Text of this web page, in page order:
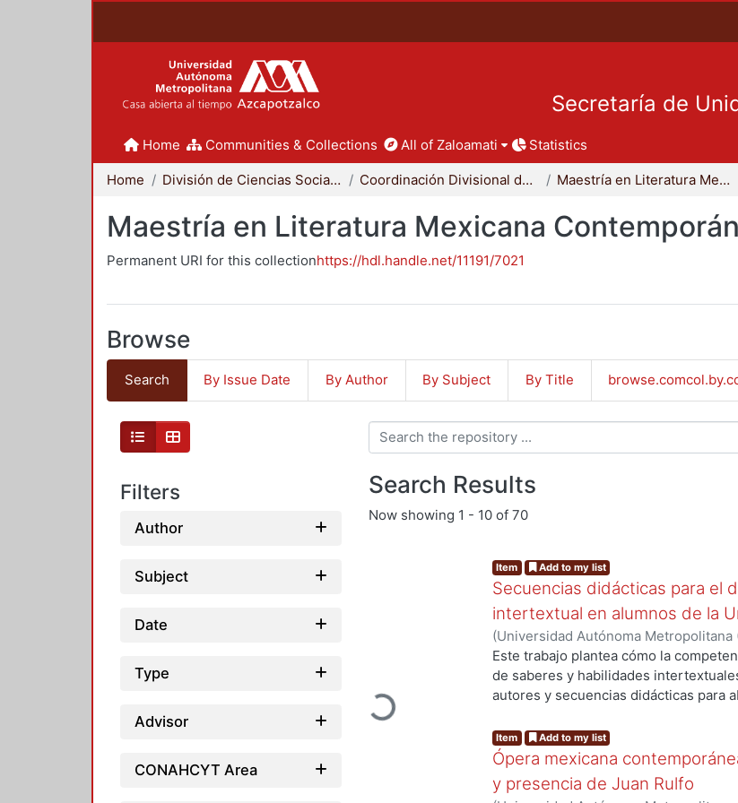
Secretaría de
Home Communities & Collections All of Zaloamati Statistics
Home División de Ciencias Sociales y Humanidades Coordinación Divisional de Posgrado Maestría en Literatura Mexicana Contemporánea
Maestría en Literatura Mexicana
Permanent URI for this collectionhttps://hdl.handle.net/11191/7021
Browse
Search By Issue Date By Author By Subject By Title
Filters
Author
Subject
Date
Type
Advisor
CONAHCYT Area
Search Results
Now showing 1 - 10 of 70
Loading...
Item Add to my list
Secuencias didácticas para el
intertextual en alumnos de la
(Universidad Autónoma Metropolitana
Hernández Santamarina, Lucía de
Este trabajo plantea cómo la
de saberes y habilidades
autores y secuencias didácticas para
Pedagógica Nacional durante los
desarrollar sus habilidades y
competencia literaria ya que muchos
español en educación básica. En la
Item Add to my list
Ópera mexicana
y presencia de Juan Rulfo